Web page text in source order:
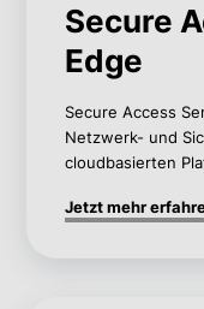
Secure
Edge
Secure Access
Netzwerk- und
cloudbasierten
Jetzt mehr